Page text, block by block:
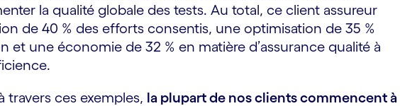
la qualité globale des tests. Au total, ce client assureur
de 40 % des efforts consentis, une optimisation de 35 %
et une économie de 32 % en matière d’assurance qualité à
ces exemples, la plupart de nos clients commencent à